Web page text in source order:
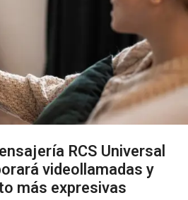
RCS Universal
videollamadas y
más expresivas